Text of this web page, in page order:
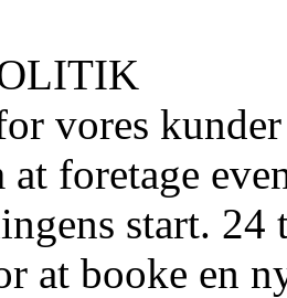
vores
foretage
start.
at booke en